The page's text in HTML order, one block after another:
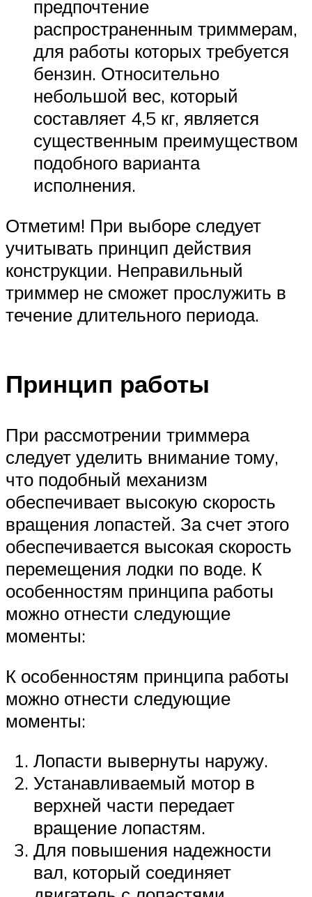
предпочтение
распространенным триммерам,
для работы которых требуется
бензин. Относительно
небольшой вес, который
составляет 4,5 кг, является
существенным преимуществом
подобного варианта
исполнения.
Отметим! При выборе следует
учитывать принцип действия
конструкции. Неправильный
триммер не сможет прослужить в
течение длительного периода.
Принцип работы
При рассмотрении триммера
следует уделить внимание тому,
что подобный механизм
обеспечивает высокую скорость
вращения лопастей. За счет этого
обеспечивается высокая скорость
перемещения лодки по воде. К
особенностям принципа работы
можно отнести следующие
моменты:
К особенностям принципа работы
можно отнести следующие
моменты:
Лопасти вывернуты наружу.
Устанавливаемый мотор в
верхней части передает
вращение лопастям.
Для повышения надежности
вал, который соединяет